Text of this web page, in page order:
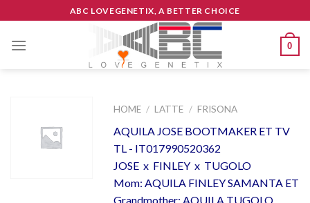
to
content
ABC LOVEGENETIX, A BETTER CHOICE
0
HOME / LATTE / FRISONA
AQUILA JOSE BOOTMAKER ET TV
TL - IT017990520362
JOSE x FINLEY x TUGOLO
Mom: AQUILA FINLEY SAMANTA ET
Grandmother: AQUILA TUGOLO